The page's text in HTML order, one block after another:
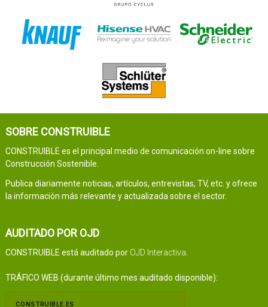
SOBRE CONSTRUIBLE
CONSTRUIBLE es el principal medio de comunicación on-line sobre
Construcción Sostenible.
Publica diariamente noticias, artículos, entrevistas, TV, etc. y ofrece
la información más relevante y actualizada sobre el sector.
AUDITADO POR OJD
CONSTRUIBLE está auditado por OJD Interactiva
TRÁFICO WEB (durante último mes auditado disponible):